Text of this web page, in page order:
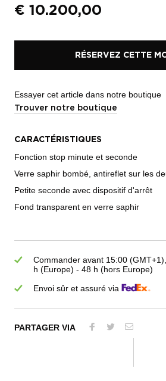
€ 10.200,00
RÉSERVEZ CETTE
Essayer cet article dans notre boutique
Trouver notre boutique
CARACTÉRISTIQUES
Fonction stop minute et seconde
Verre saphir bombé, antireflet sur les
Petite seconde avec dispositif d'arrêt
Fond transparent en verre saphir
Commander avant 15:00
h (Europe) - 48 h (hors Europe)
Envoi sûr et assuré via
PARTAGER VIA